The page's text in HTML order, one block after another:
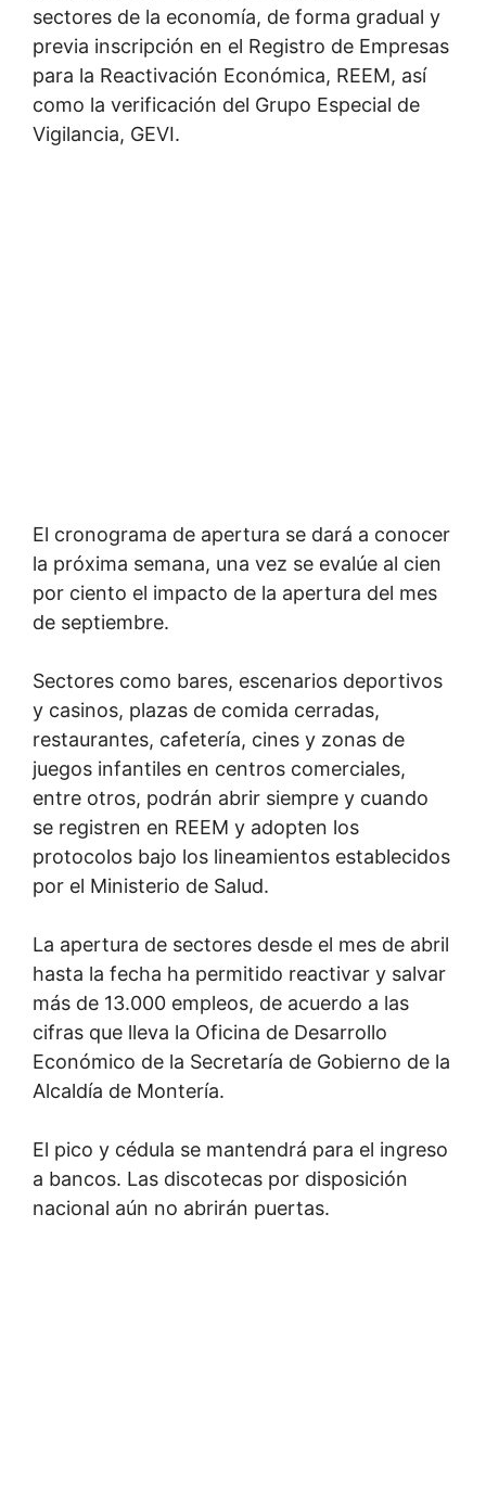
sectores de la economía, de forma gradual y
previa inscripción en el Registro de Empresas
para la Reactivación Económica, REEM, así
como la verificación del Grupo Especial de
Vigilancia, GEVI.
El cronograma de apertura se dará a conocer
la próxima semana, una vez se evalúe al cien
por ciento el impacto de la apertura del mes
de septiembre.
Sectores como bares, escenarios deportivos
y casinos, plazas de comida cerradas,
restaurantes, cafetería, cines y zonas de
juegos infantiles en centros comerciales,
entre otros, podrán abrir siempre y cuando
se registren en REEM y adopten los
protocolos bajo los lineamientos establecidos
por el Ministerio de Salud.
La apertura de sectores desde el mes de abril
hasta la fecha ha permitido reactivar y salvar
más de 13.000 empleos, de acuerdo a las
cifras que lleva la Oficina de Desarrollo
Económico de la Secretaría de Gobierno de la
Alcaldía de Montería.
El pico y cédula se mantendrá para el ingreso
a bancos. Las discotecas por disposición
nacional aún no abrirán puertas.